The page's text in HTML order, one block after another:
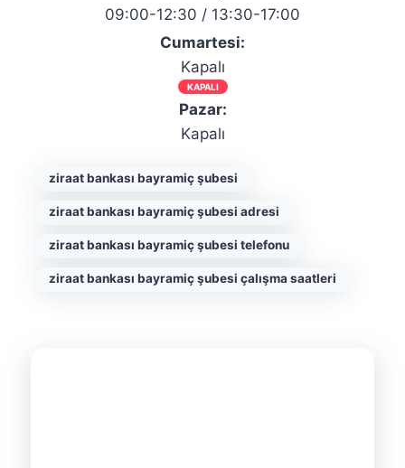
09:00-12:30 / 13:30-17:00
Cumartesi:
Kapalı
KAPALI
Pazar:
Kapalı
ziraat bankası bayramiç şubesi
ziraat bankası bayramiç şubesi adresi
ziraat bankası bayramiç şubesi telefonu
ziraat bankası bayramiç şubesi çalışma saatleri